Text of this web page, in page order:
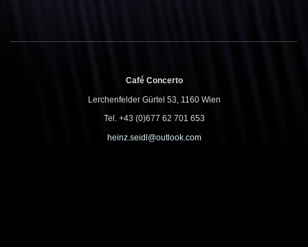
Café Concerto
Lerchenfelder Gürtel 53, 1160 Wien
Tel. +43 (0)677 62 701 653
heinz.seidl@outlook.com